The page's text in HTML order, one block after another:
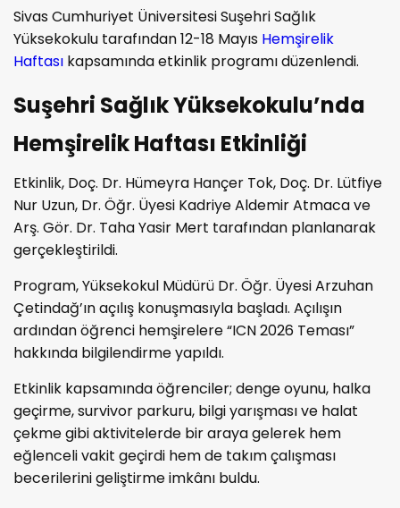
Sivas Cumhuriyet Üniversitesi Suşehri Sağlık
Yüksekokulu tarafından 12-18 Mayıs Hemşirelik
Haftası kapsamında etkinlik programı düzenlendi.
Suşehri Sağlık Yüksekokulu’nda
Hemşirelik Haftası Etkinliği
Etkinlik, Doç. Dr. Hümeyra Hançer Tok, Doç. Dr. Lütfiye
Nur Uzun, Dr. Öğr. Üyesi Kadriye Aldemir Atmaca ve
Arş. Gör. Dr. Taha Yasir Mert tarafından planlanarak
gerçekleştirildi.
Program, Yüksekokul Müdürü Dr. Öğr. Üyesi Arzuhan
Çetindağ’ın açılış konuşmasıyla başladı. Açılışın
ardından öğrenci hemşirelere “ICN 2026 Teması”
hakkında bilgilendirme yapıldı.
Etkinlik kapsamında öğrenciler; denge oyunu, halka
geçirme, survivor parkuru, bilgi yarışması ve halat
çekme gibi aktivitelerde bir araya gelerek hem
eğlenceli vakit geçirdi hem de takım çalışması
becerilerini geliştirme imkânı buldu.